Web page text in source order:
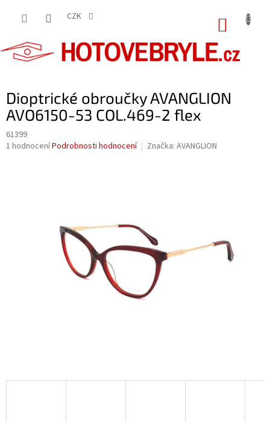
CZK
Dioptrické obroučky AVANGLION
AVO6150-53 COL.469-2 flex
61399
Průměrné
1 hodnoceníPodrobnosti hodnocení Značka: AVANGLION